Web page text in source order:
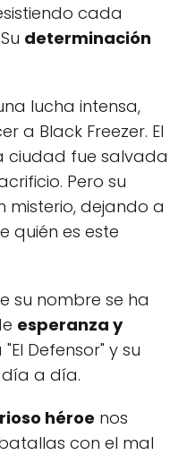
cada
determinación
lucha intensa,
a Black Freezer. El
ciudad fue salvada
Pero su
misterio, dejando a
quién es este
su nombre se ha
esperanza y
Defensor" y su
a día.
héroe nos
con el mal